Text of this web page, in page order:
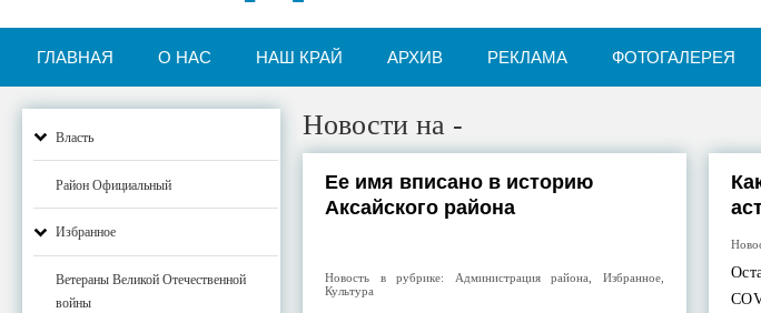
ГЛАВНАЯ О НАС НАШ КРАЙ АРХИВ РЕКЛАМА ФОТОГАЛЕРЕЯ
Власть
Район Официальный
Избранное
Ветераны Великой Отечественной
войны
Новости на -
Ее имя вписано в историю
Аксайского района
Новость в рубрике: Администрация района Избранное,
Культура